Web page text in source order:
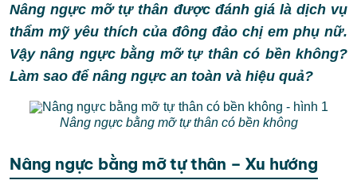
Nâng ngực mỡ tự thân được đánh giá là dịch vụ
thẩm mỹ yêu thích của đông đảo chị em phụ nữ.
Vậy nâng ngực bằng mỡ tự thân có bền không?
Làm sao để nâng ngực an toàn và hiệu quả?
Nâng ngực bằng mỡ tự thân có bền không
Nâng ngực bằng mỡ tự thân – Xu hướng